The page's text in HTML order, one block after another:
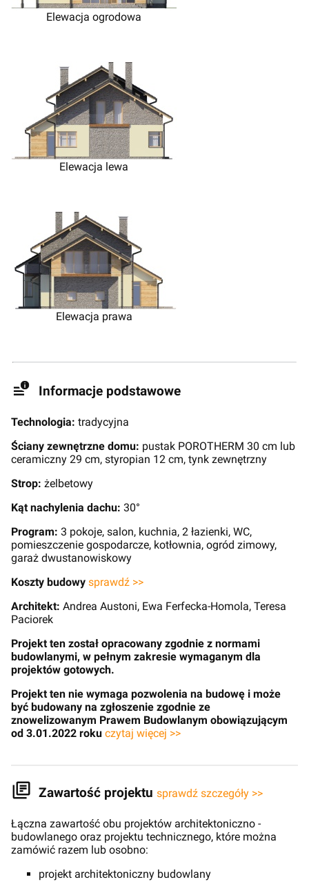
Elewacja ogrodowa
Elewacja lewa
Elewacja prawa
Informacje podstawowe
Technologia: tradycyjna
Ściany zewnętrzne domu: pustak POROTHERM 30 cm lub
ceramiczny 29 cm, styropian 12 cm, tynk zewnętrzny
Strop: żelbetowy
Kąt nachylenia dachu: 30°
Program: 3 pokoje, salon, kuchnia, 2 łazienki, WC,
pomieszczenie gospodarcze, kotłownia, ogród zimowy,
garaż dwustanowiskowy
Koszty budowy sprawdź >>
Architekt: Andrea Austoni, Ewa Ferfecka-Homola, Teresa
Paciorek
Projekt ten został opracowany zgodnie z normami
budowlanymi, w pełnym zakresie wymaganym dla
projektów gotowych.
Projekt ten nie wymaga pozwolenia na budowę i może
być budowany na zgłoszenie zgodnie ze
znowelizowanym Prawem Budowlanym obowiązującym
od 3.01.2022 roku czytaj więcej >>
Zawartość projektu sprawdź szczegóły >>
Łączna zawartość obu projektów architektoniczno -
budowlanego oraz projektu technicznego, które można
zamówić razem lub osobno:
projekt architektoniczny budowlany